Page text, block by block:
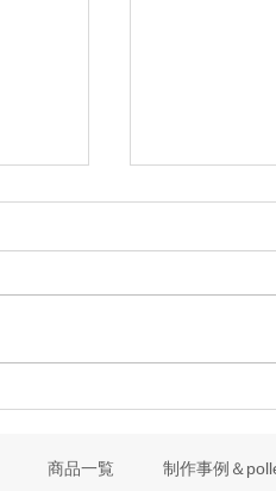
商品一覧 制作事例＆